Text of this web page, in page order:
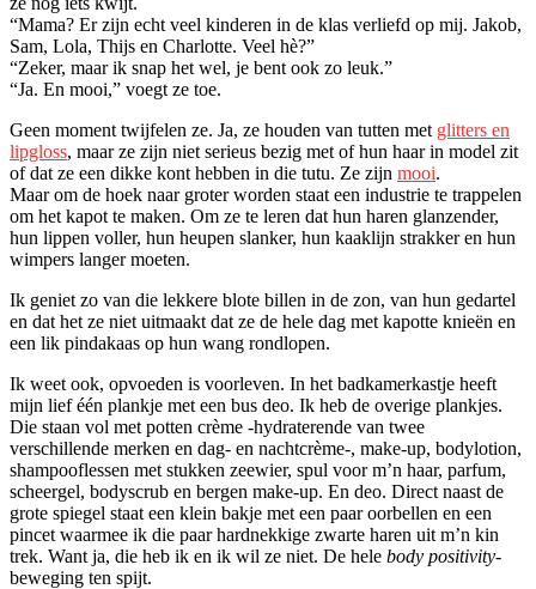
“Mama? Er zijn echt veel kinderen in de klas verliefd op mij. Jakob,
Sam, Lola, Thijs en Charlotte. Veel hè?”
“Zeker, maar ik snap het wel, je bent ook zo leuk.”
“Ja. En mooi,” voegt ze toe.
Geen moment twijfelen ze. Ja, ze houden van tutten met glitters en
lipgloss, maar ze zijn niet serieus bezig met of hun haar in model zit
of dat ze een dikke kont hebben in die tutu. Ze zijn mooi.
Maar om de hoek naar groter worden staat een industrie te trappelen
om het kapot te maken. Om ze te leren dat hun haren glanzender,
hun lippen voller, hun heupen slanker, hun kaaklijn strakker en hun
wimpers langer moeten.
Ik geniet zo van die lekkere blote billen in de zon, van hun gedartel
en dat het ze niet uitmaakt dat ze de hele dag met kapotte knieën en
een lik pindakaas op hun wang rondlopen.
Ik weet ook, opvoeden is voorleven. In het badkamerkastje heeft
mijn lief één plankje met een bus deo. Ik heb de overige plankjes.
Die staan vol met potten crème -hydraterende van twee
verschillende merken en dag- en nachtcrème-, make-up, bodylotion,
shampooflessen met stukken zeewier, spul voor m’n haar, parfum,
scheergel, bodyscrub en bergen make-up. En deo. Direct naast de
grote spiegel staat een klein bakje met een paar oorbellen en een
pincet waarmee ik die paar hardnekkige zwarte haren uit m’n kin
trek. Want ja, die heb ik en ik wil ze niet. De hele body positivity-
beweging ten spijt.